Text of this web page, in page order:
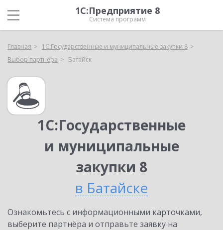
1С:Предприятие 8
Система программ
Главная
1С:Государственные и муниципальные закупки 8
Выбор партнёра
Батайск
1С:Государственные
и муниципальные
закупки 8
в Батайске
Ознакомьтесь с информационными карточками,
выберите партнёра и отправьте заявку на